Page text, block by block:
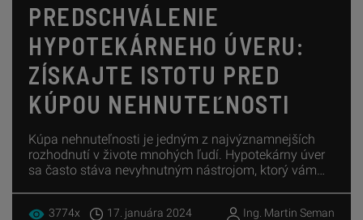
PREDSCHVÁLENIE
HYPOTEKÁRNEHO ÚVERU:
ZÍSKAJTE ISTOTU PRED
KÚPOU NEHNUTEĽNOSTI
Kúpa nehnuteľnosti je jedným z najvýznamnejších
rozhodnutí v živote mnohých ľudí. Hypotekárny úver
sa často stáva nevyhnutným nástrojom, ktorý vám
3774x 17. januára 2024 Ing. Martin Seman